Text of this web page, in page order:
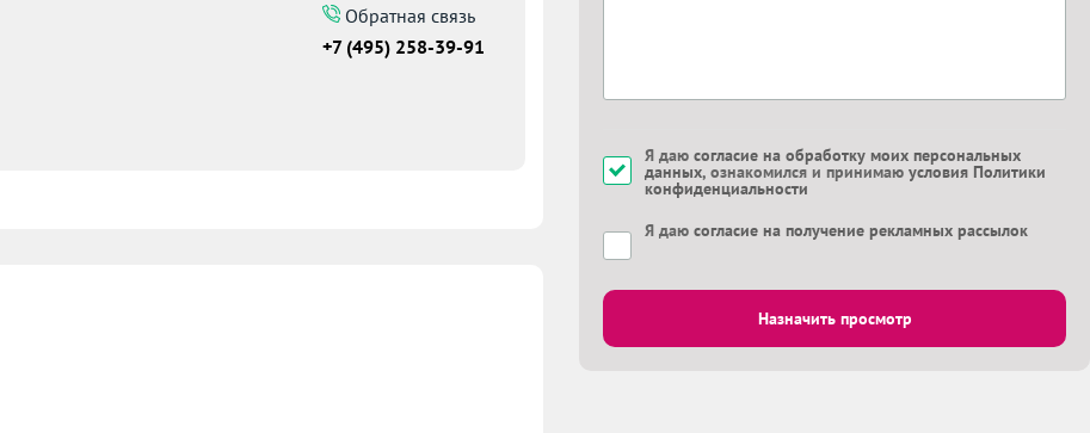
Обратная связь
+7 (495) 258-39-91
Я даю согласие на обработку моих персональных
данных, ознакомился и принимаю условия Политики
конфиденциальности
Я даю согласие на получение рекламных рассылок
Назначить просмотр